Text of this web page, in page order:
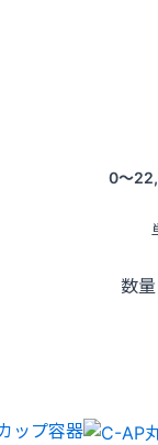
0〜
数量
ップ容器